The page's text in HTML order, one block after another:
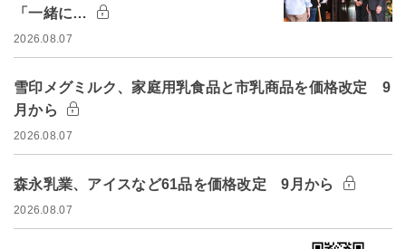
「一緒に…
2026.08.07
雪印メグミルク、家庭用乳食品と市乳商品を価格改定 9
月から
2026.08.07
森永乳業、アイスなど61品を価格改定 9月から
2026.08.07